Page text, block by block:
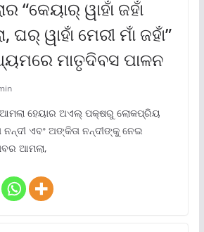
“କେୟାର୍ ୱାହାଁ ଜହାଁ
ୱାହାଁ ମେରୀ ମାଁ ଜହାଁ”
ମାତୃଦିବସ ପାଳନ
ହେୟାର ଅଏଲ୍ ପକ୍ଷରୁ ଲୋକପ୍ରିୟ
ନନ୍ଦୀ ଏବଂ ଅଙ୍କିତା ନନ୍ଦୀଙ୍କୁ ନେଇ
ଆମଲା,